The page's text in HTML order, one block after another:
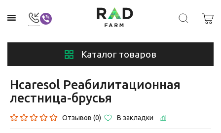
Каталог товаров
Hcaresol Реабилитационная
лестница-брусья
Отзывов (0) В закладки